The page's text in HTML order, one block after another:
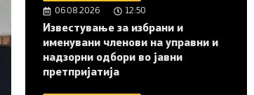
06.08.2026 12:50
Известување за избрани и
именувани членови на управни и
надзорни одбори во јавни
претпријатија